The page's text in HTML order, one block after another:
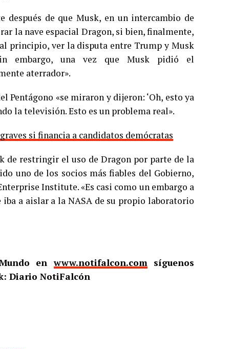
de que Musk, en un intercambio de
la nave espacial Dragon, si bien, finalmente,
principio, ver la disputa entre Trump y Musk
embargo, una vez que Musk pidió el
aterrador».
Pentágono «se miraron y dijeron: ‘Oh, esto ya
la televisión. Esto es un problema real».
si financia a candidatos demócratas
de restringir el uso de Dragon por parte de la
uno de los socios más fiables del Gobierno,
Institute. «Es casi como un embargo a
iba a aislar a la NASA de su propio laboratorio
enwww.notifalcon.comsíguenos
Diario NotiFalcón